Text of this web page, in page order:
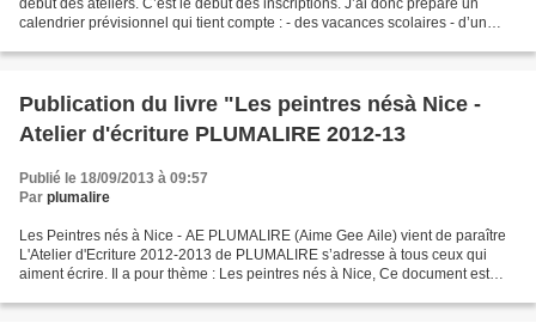
début des ateliers. C’est le début des inscriptions. J’ai donc préparé un
calendrier prévisionnel qui tient compte : - des vacances scolaires - d’un
Publication du livre "Les peintres nésà Nice -
Atelier d'écriture PLUMALIRE 2012-13
Publié le 18/09/2013 à 09:57
Par plumalire
Les Peintres nés à Nice - AE PLUMALIRE (Aime Gee Aile) vient de paraître
L'Atelier d'Ecriture 2012-2013 de PLUMALIRE s’adresse à tous ceux qui
aiment écrire. Il a pour thème : Les peintres nés à Nice, Ce document est